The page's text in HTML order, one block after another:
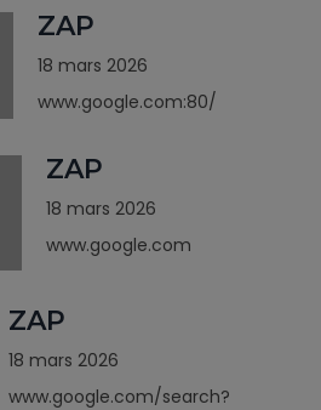
ZAP
18 mars 2026
www.google.com:80/
ZAP
18 mars 2026
www.google.com
ZAP
18 mars 2026
www.google.com/search?